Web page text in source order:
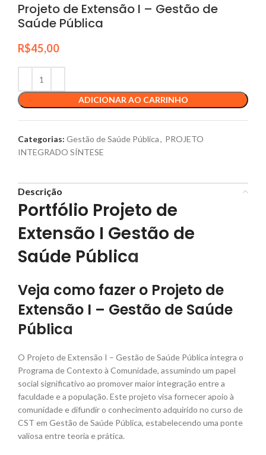
Projeto de Extensão I – Gestão de
Saúde Pública
R$45,00
ADICIONAR AO CARRINHO
Categorias: Gestão de Saúde Pública, PROJETO
INTEGRADO SÍNTESE
Descrição
Portfólio Projeto de
Extensão I Gestão de
Saúde Pública
Veja como fazer o Projeto de
Extensão I – Gestão de Saúde
Pública
O Projeto de Extensão I – Gestão de Saúde Pública integra o
Programa de Contexto à Comunidade, assumindo um papel
social significativo ao promover maior integração entre a
faculdade e a população. Este projeto visa fornecer apoio à
comunidade e difundir o conhecimento adquirido no curso de
CST em Gestão de Saúde Pública, estabelecendo uma ponte
valiosa entre teoria e prática.